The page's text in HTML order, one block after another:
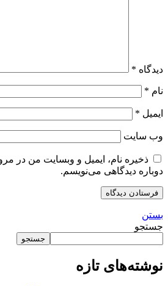
دیدگاه *
نام *
ایمیل *
وب‌ سایت
ذخیره نام، ایمیل و وبسایت من در
دوباره دیدگاهی می‌نویسم.
بستن
جستجو
جستجو
نوشته‌های تازه